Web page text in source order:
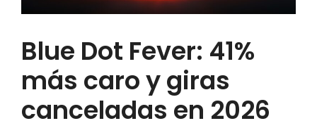
Blue Dot Fever: 41%
más caro y giras
canceladas en 2026